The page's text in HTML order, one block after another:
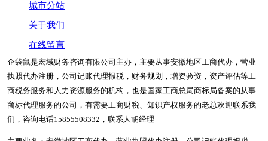
城市分站
关于我们
在线留言
企袋鼠是宏域财务咨询有限公司主办，主要从事安徽地区工商代办，营业
执照代办注册，公司记账代理报税，财务规划，增资验资，资产评估等工
商税务服务和人力资源服务的机构，也是国家工商总局商标局备案的从事
商标代理服务的公司，有需要工商财税、知识产权服务的老总欢迎联系我
们，咨询电话15855508332，联系人胡经理